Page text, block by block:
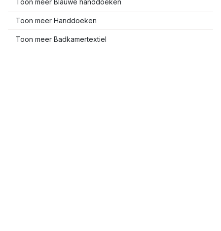
Toon meer Blauwe handdoeken
Toon meer Handdoeken
Toon meer Badkamertextiel